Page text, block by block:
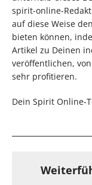
spirit-online-
auf diese Weise
bieten können,
Artikel zu Deinen
veröffentlichen,
sehr profitieren.
Dein Spirit Online-